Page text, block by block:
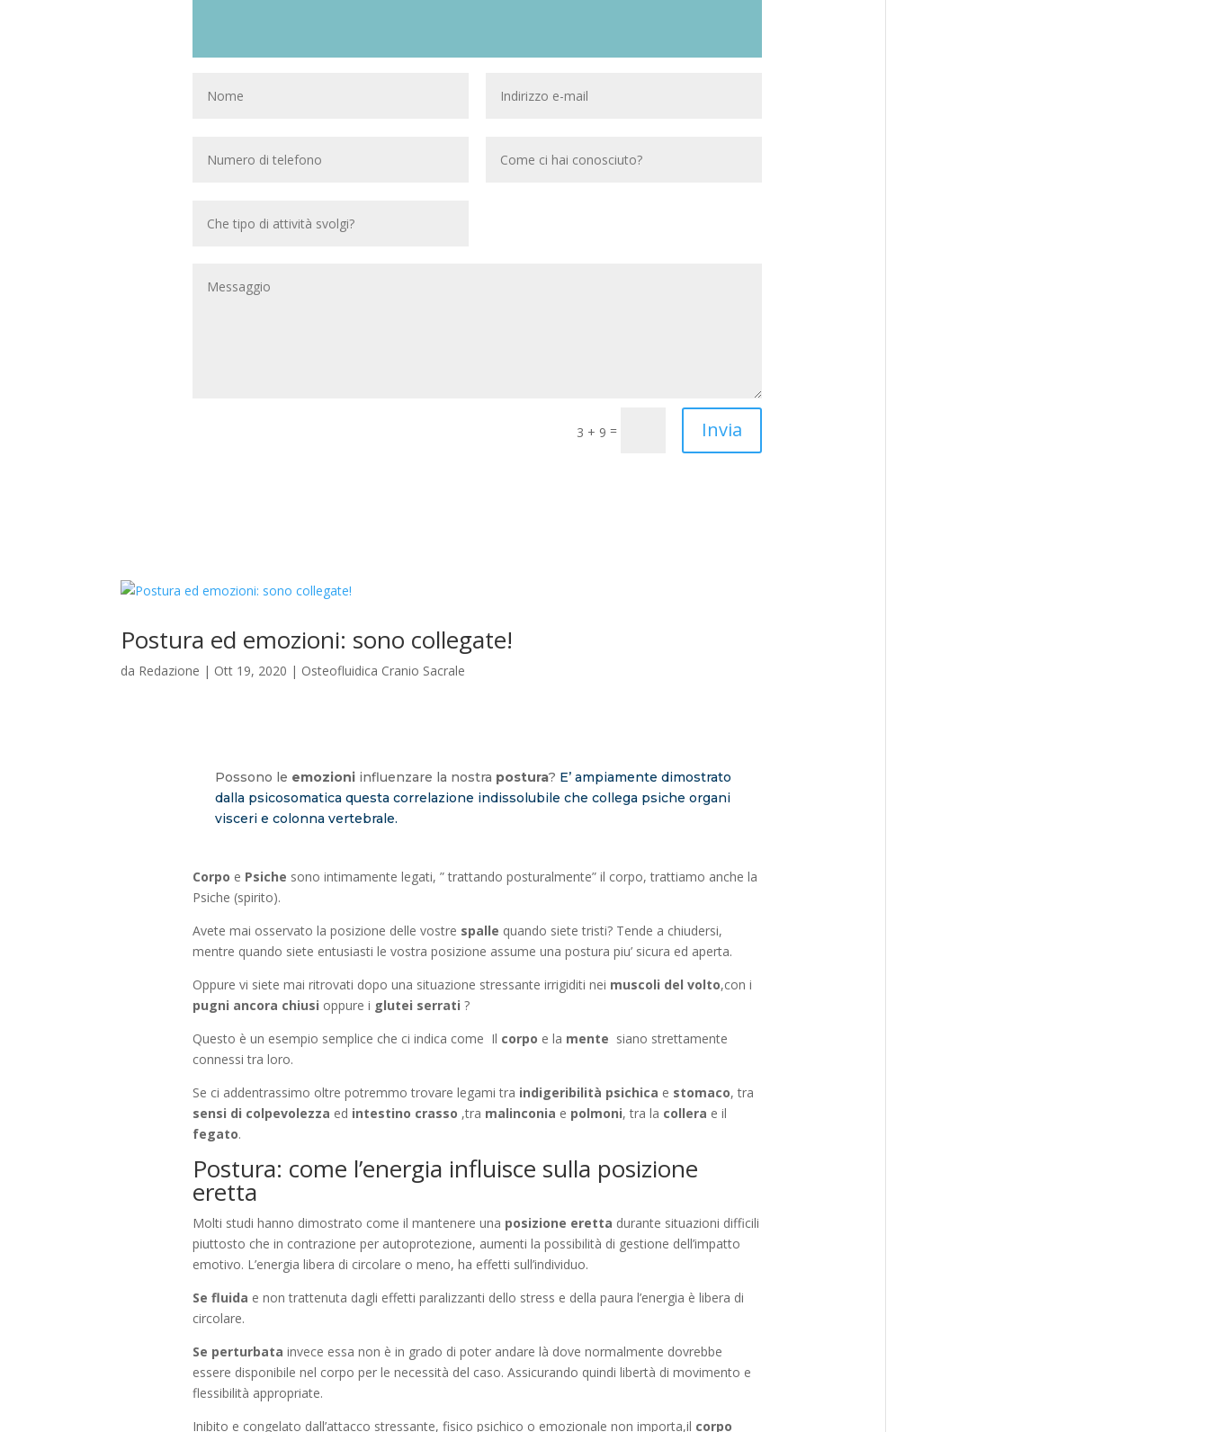
3 + 9 = Invia
Postura ed emozioni: sono collegate!
da Redazione | Ott 19, 2020 | Osteofluidica Cranio Sacrale
Possono le emozioniinfluenzare la nostra postura? E’ ampiamente dimostrato
dalla psicosomatica questa correlazione indissolubile che collega psiche organi
visceri e colonna vertebrale.
Corpo e Psiche sono intimamente legati, ” trattando posturalmente” il corpo, trattiamo anche la
Psiche (spirito).
Avete mai osservato la posizione delle vostre spalle quando siete tristi? Tende a chiudersi,
mentre quando siete entusiasti le vostra posizione assume una postura piu’ sicura ed aperta.
Oppure vi siete mai ritrovati dopo una situazione stressante irrigiditi nei muscoli del volto,con i
pugni ancora chiusi oppure i glutei serrati ?
Questo è un esempio semplice che ci indica come Il corpo e la mente siano strettamente
connessi tra loro.
Se ci addentrassimo oltre potremmo trovare legami tra indigeribilità psichica e stomaco, tra
sensi di colpevolezza ed intestino crasso ,tra malinconia e polmoni, tra la collera e il
fegato.
Postura: come l’energia influisce sulla posizione
eretta
Molti studi hanno dimostrato come il mantenere una posizione eretta durante situazioni difficili
piuttosto che in contrazione per autoprotezione, aumenti la possibilità di gestione dell’impatto
emotivo. L’energia libera di circolare o meno, ha effetti sull’individuo.
Se fluida e non trattenuta dagli effetti paralizzanti dello stress e della paura l’energia è libera di
circolare.
Se perturbata invece essa non è in grado di poter andare là dove normalmente dovrebbe
essere disponibile nel corpo per le necessità del caso. Assicurando quindi libertà di movimento e
flessibilità appropriate.
Inibito e congelato dall’attacco stressante, fisico psichico o emozionale non importa,il corpo